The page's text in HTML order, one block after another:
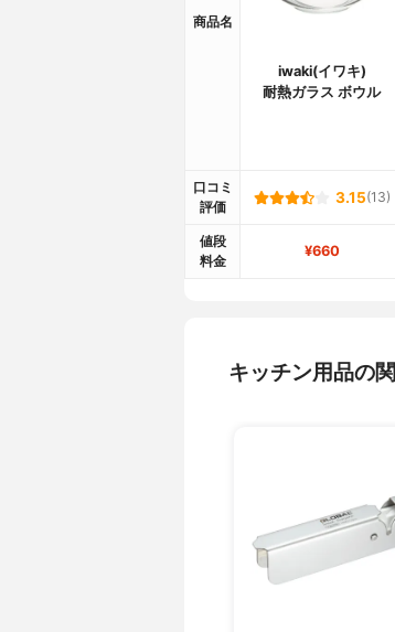
商品名
iwaki(イワキ)
耐熱ガラス ボウル
口コミ
評価
3.15(13)
値段
料金
¥660
キッチン用品の